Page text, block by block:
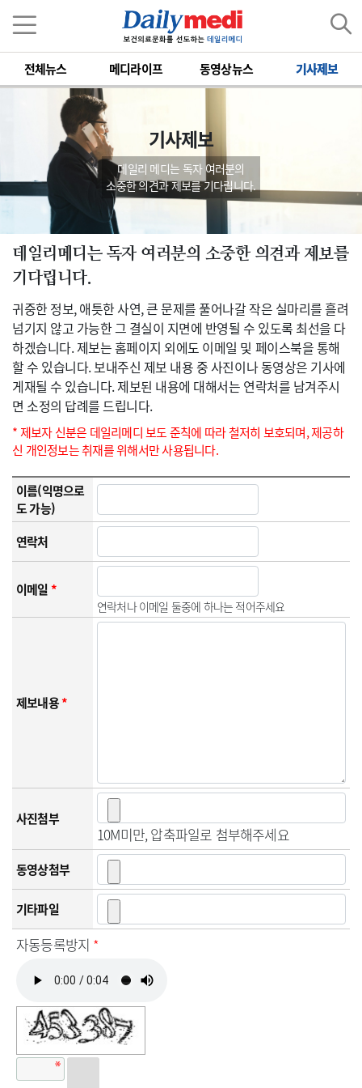
전체뉴스 메디라이프 동영상뉴스 기사제보
기사제보
데일리 메디는 독자 여러분의
소중한 의견과 제보를 기다립니다.
데일리메디는 독자 여러분의 소중한 의견과 제보를
기다립니다.
귀중한 정보, 애틋한 사연, 큰 문제를 풀어나갈 작은 실마리를 흘려
넘기지 않고 가능한 그 결실이 지면에 반영될 수 있도록 최선을 다
하겠습니다. 제보는 홈페이지 외에도 이메일 및 페이스북을 통해
할 수 있습니다. 보내주신 제보 내용 중 사진이나 동영상은 기사에
게재될 수 있습니다. 제보된 내용에 대해서는 연락처를 남겨주시
면 소정의 답례를 드립니다.
* 제보자 신분은 데일리메디 보도 준칙에 따라 철저히 보호되며, 제공하
신 개인정보는 취재를 위해서만 사용됩니다.
이름(익명으로
도 가능)
연락처
이메일*
연락처나 이메일 둘중에 하나는 적어주세요
제보내용*
사진첨부
10M미만, 압축파일로 첨부해주세요
동영상첨부
기타파일
자동등록방지 *